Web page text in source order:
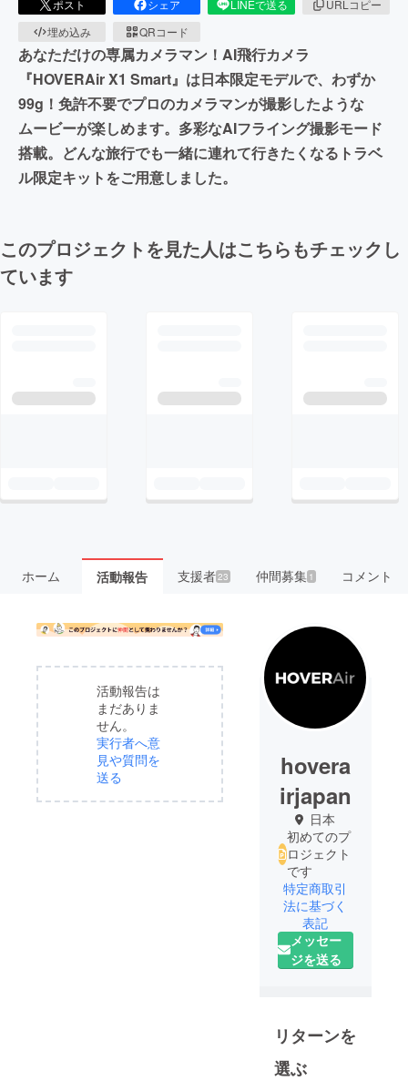
ポスト シェア LINEで送る
URLコピー
埋め込み
QRコード
あなただけの専属カメラマン！AI飛行カメラ
『HOVERAir X1 Smart』は日本限定モデルで、わずか
99g！免許不要でプロのカメラマンが撮影したような
ムービーが楽しめます。多彩なAIフライング撮影モード
搭載。どんな旅行でも一緒に連れて行きたくなるトラベ
ル限定キットをご用意しました。
このプロジェクトを見た人はこちらもチェックし
ています
ホーム 活動報告 支援者 23 仲間募集 1 コメント
活動報告は
まだありま
せん。
実行者へ意
見や質問を
送る
hovera
irjapan
日本
初めてのプ
ロジェクト
です
特定商取引
法に基づく
表記
メッセー
ジを送る
リターンを
選ぶ